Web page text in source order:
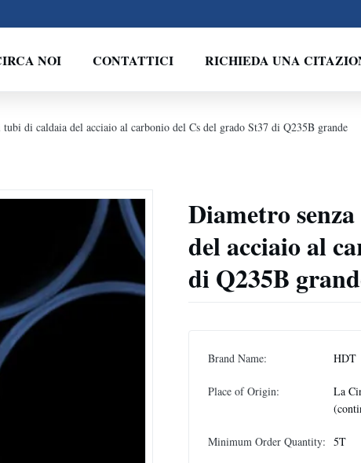
NOI CONTATTICI RICHIEDA UNA
di caldaia del acciaio al carbonio del Cs del grado St37 di Q235B grande
Diametro
del acciaio al
di Q235B
Brand Name: HDT
Place of Origin:
La
Minimum Order Quantity: 5T